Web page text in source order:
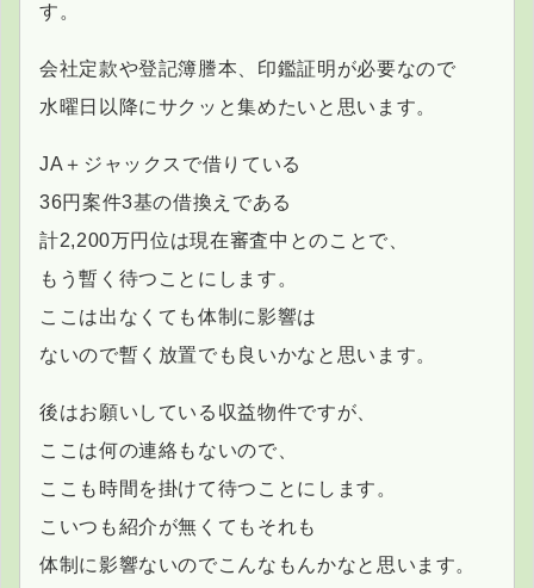
す。
会社定款や登記簿謄本、印鑑証明が必要なので
水曜日以降にサクッと集めたいと思います。
JA＋ジャックスで借りている
36円案件3基の借換えである
計2,200万円位は現在審査中とのことで、
もう暫く待つことにします。
ここは出なくても体制に影響は
ないので暫く放置でも良いかなと思います。
後はお願いしている収益物件ですが、
ここは何の連絡もないので、
ここも時間を掛けて待つことにします。
こいつも紹介が無くてもそれも
体制に影響ないのでこんなもんかなと思います。